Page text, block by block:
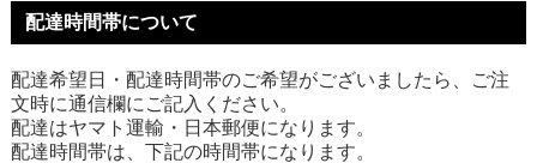
配達時間帯について
配達希望日・配達時間帯のご希望がございましたら、ご注
文時に通信欄にご記入ください。
配達はヤマト運輸・日本郵便になります。
配達時間帯は、下記の時間帯になります。